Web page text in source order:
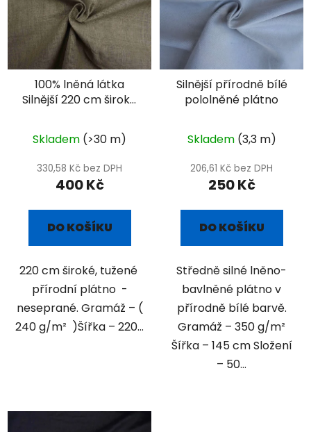
100% lněná látka
Silnější 220 cm široké
Skladem (>30 m)
330,58 Kč bez DPH
400 Kč
DO KOŠÍKU
220 cm široké, tužené
přírodní plátno -
neseprané. Gramáž – (
240 g/m² )Šířka – 220...
Silnější přírodně bílé
pololněné plátno
Skladem (3,3 m)
206,61 Kč bez DPH
250 Kč
DO KOŠÍKU
Středně silné lněno-
bavlněné plátno v
přírodně bílé barvě.
Gramáž – 350 g/m²
Šířka – 145 cm Složení
– 50...